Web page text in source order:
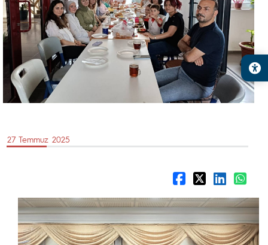
27 Temmuz 2025